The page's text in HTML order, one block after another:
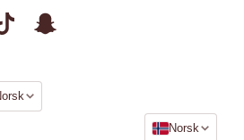
SpråkNorsk